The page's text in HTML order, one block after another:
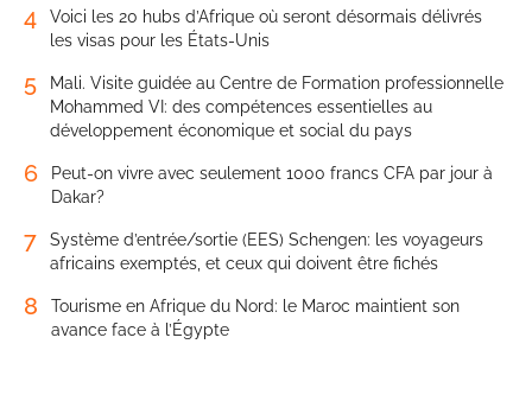
4
Voici les 20 hubs d’Afrique où seront désormais délivrés
les visas pour les États-Unis
5
Mali. Visite guidée au Centre de Formation professionnelle
Mohammed VI: des compétences essentielles au
développement économique et social du pays
6
Peut-on vivre avec seulement 1000 francs CFA par jour à
Dakar?
7
Système d’entrée/sortie (EES) Schengen: les voyageurs
africains exemptés, et ceux qui doivent être fichés
8
Tourisme en Afrique du Nord: le Maroc maintient son
avance face à l’Égypte